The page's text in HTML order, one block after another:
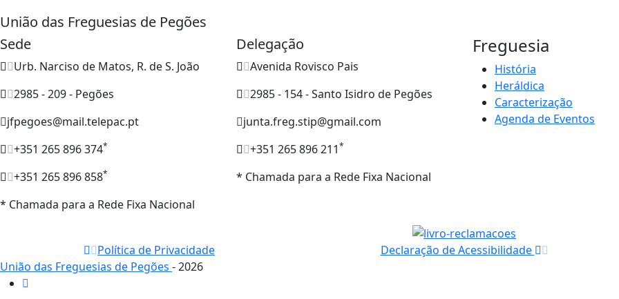
União das Freguesias de Pegões
Sede
Urb. Narciso de Matos, R. de S. João
2985 - 209 - Pegões
jfpegoes@mail.telepac.pt
+351 265 896 374*
+351 265 896 858*
* Chamada para a Rede Fixa Nacional
Delegação
Avenida Rovisco Pais
2985 - 154 - Santo Isidro de Pegões
junta.freg.stip@gmail.com
+351 265 896 211*
* Chamada para a Rede Fixa Nacional
Freguesia
História
Heráldica
Caracterização
Agenda de Eventos
Política de Privacidade
Declaração de Acessibilidade
União das Freguesias de Pegões - 2026